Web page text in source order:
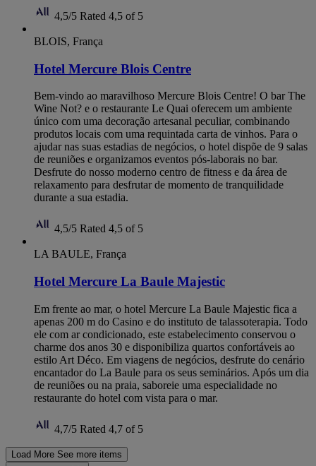
4,5/5 Rated 4,5 of 5
BLOIS, França
Hotel Mercure Blois Centre
Bem-vindo ao maravilhoso Mercure Blois Centre! O bar The
Wine Not? e o restaurante Le Quai oferecem um ambiente
único com uma decoração artesanal peculiar, combinando
produtos locais com uma requintada carta de vinhos. Para o
ajudar nas suas estadias de negócios, o hotel dispõe de 9 salas
de reuniões e organizamos eventos pós-laborais no bar.
Desfrute do nosso moderno centro de fitness e da área de
relaxamento para desfrutar de momento de tranquilidade
durante a sua estadia.
4,5/5 Rated 4,5 of 5
LA BAULE, França
Hotel Mercure La Baule Majestic
Em frente ao mar, o hotel Mercure La Baule Majestic fica a
apenas 200 m do Casino e do instituto de talassoterapia. Todo
ele com ar condicionado, este estabelecimento conservou o
charme dos anos 30 e disponibiliza quartos confortáveis ao
estilo Art Déco. Em viagens de negócios, desfrute do cenário
encantador do La Baule para os seus seminários. Após um dia
de reuniões ou na praia, saboreie uma especialidade no
restaurante do hotel com vista para o mar.
4,7/5 Rated 4,7 of 5
Load More See more items